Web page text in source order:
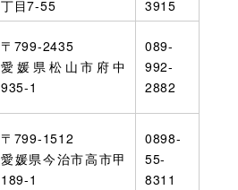
丁目7-55
3915
〒799-2435
愛媛県松山市府中
935-1
089-
992-
2882
〒799-1512
愛媛県今治市高市甲
189-1
0898-
55-
8311